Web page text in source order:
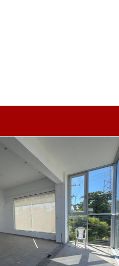
Tráfico Comercial con